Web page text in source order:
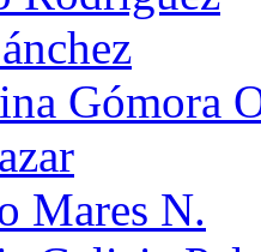
Gómora
Mares N.